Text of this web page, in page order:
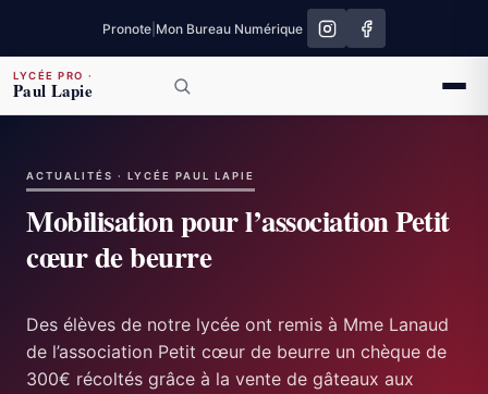
Pronote Mon Bureau Numérique
LYCÉE PRO ·
Paul Lapie
ACTUALITÉS · LYCÉE PAUL LAPIE
Mobilisation pour l’association Petit
cœur de beurre
Des élèves de notre lycée ont remis à Mme Lanaud
de l’association Petit cœur de beurre un chèque de
300€ récoltés grâce à la vente de gâteaux aux